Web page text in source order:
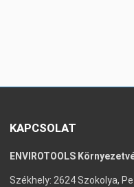
KAPCSOLAT
ENVIROTOOLS
Székhely: 2624 Szokolya,